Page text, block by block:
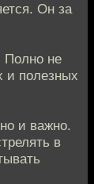
Он за
Полно не
и полезных
и важно.
в